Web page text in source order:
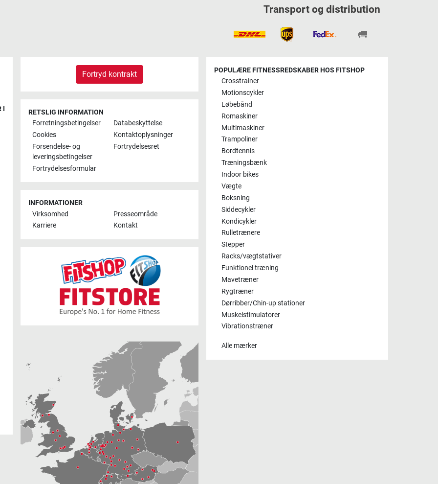
Transport og distribution
I
Fortryd kontrakt
RETSLIG INFORMATION
Forretningsbetingelser
Databeskyttelse
Cookies
Kontaktoplysninger
Forsendelse- og
leveringsbetingelser
Fortrydelsesret
Fortrydelsesformular
INFORMATIONER
Virksomhed
Presseområde
Karriere
Kontakt
POPULÆRE FITNESSREDSKABER HOS FITSHOP
Crosstrainer
Motionscykler
Løbebånd
Romaskiner
Multimaskiner
Trampoliner
Bordtennis
Træningsbænk
Indoor bikes
Vægte
Boksning
Siddecykler
Kondicykler
Rulletrænere
Stepper
Racks/vægtstativer
Funktionel træning
Mavetræner
Rygtræner
Dørribber/Chin-up stationer
Muskelstimulatorer
Vibrationstræner
Alle mærker